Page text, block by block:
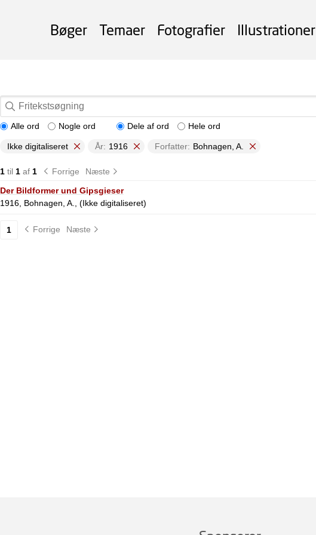
Bøger Temaer Fotografier Illustrationer
Alle ord Nogle ord Dele af ord Hele ord
Ikke digitaliseret År: 1916 Forfatter: Bohnagen, A.
1til 1af 1 Forrige
Næste
Der Bildformer und Gipsgieser
1916, Bohnagen, A., (Ikke digitaliseret)
1 Forrige Næste